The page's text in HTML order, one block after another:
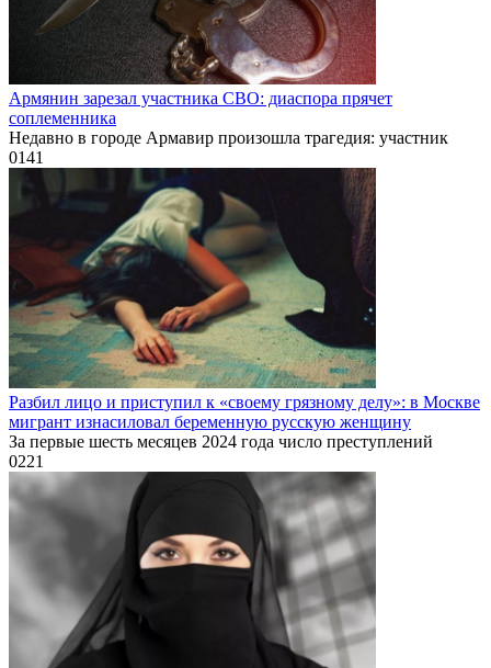
Армянин зарезал участника СВО: диаспора прячет
соплеменника
Недавно в городе Армавир произошла трагедия: участник
0141
Разбил лицо и приступил к «своему грязному делу»: в Москве
мигрант изнасиловал беременную русскую женщину
За первые шесть месяцев 2024 года число преступлений
0221